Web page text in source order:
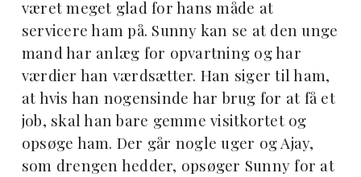
været meget glad for hans måde at
servicere ham på. Sunny kan se at den unge
mand har anlæg for opvartning og har
værdier han værdsætter. Han siger til ham,
at hvis han nogensinde har brug for at få et
job, skal han bare gemme visitkortet og
opsøge ham. Der går nogle uger og Ajay,
som drengen hedder, opsøger Sunny for at